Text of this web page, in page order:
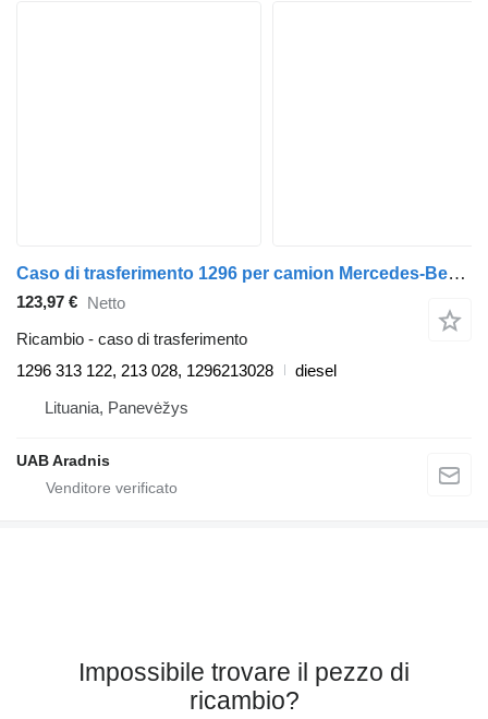
Caso di trasferimento 1296 per camion Mercedes-Benz ACTROS 1831 AK
123,97 € Netto
Ricambio - caso di trasferimento
1296 313 122, 213 028, 1296213028
diesel
Lituania, Panevėžys
UAB Aradnis
Impossibile trovare il pezzo di
ricambio?